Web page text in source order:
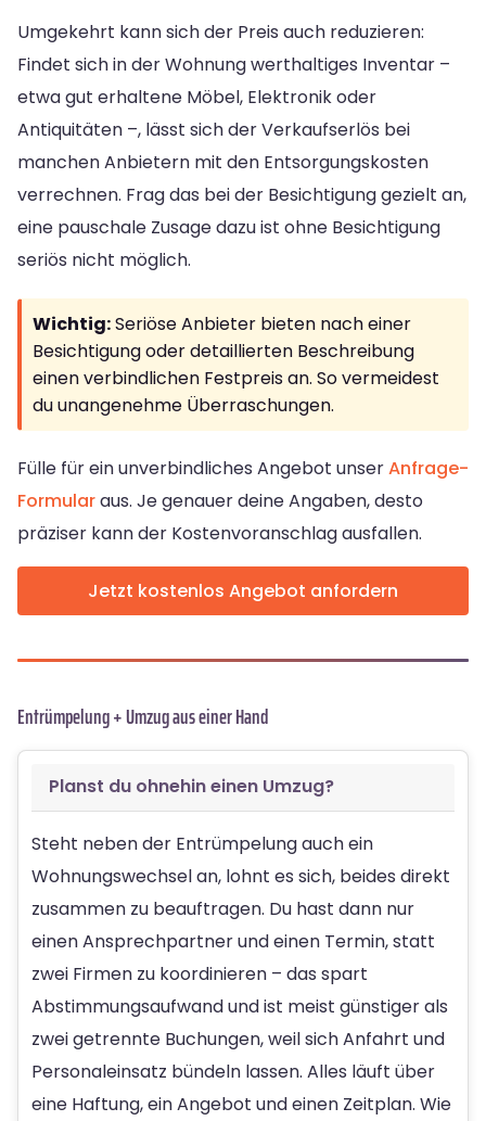
Umgekehrt kann sich der Preis auch reduzieren:
Findet sich in der Wohnung werthaltiges Inventar –
etwa gut erhaltene Möbel, Elektronik oder
Antiquitäten –, lässt sich der Verkaufserlös bei
manchen Anbietern mit den Entsorgungskosten
verrechnen. Frag das bei der Besichtigung gezielt an,
eine pauschale Zusage dazu ist ohne Besichtigung
seriös nicht möglich.
Wichtig:Seriöse Anbieter bieten nach einer
Besichtigung oder detaillierten Beschreibung
einen verbindlichen Festpreis an. So vermeidest
du unangenehme Überraschungen.
Fülle für ein unverbindliches Angebot unserAnfrage-
Formularaus. Je genauer deine Angaben, desto
präziser kann der Kostenvoranschlag ausfallen.
Jetzt kostenlos Angebot anfordern
Entrümpelung + Umzug aus einer Hand
Planst du ohnehin einen Umzug?
Steht neben der Entrümpelung auch ein
Wohnungswechsel an, lohnt es sich, beides direkt
zusammen zu beauftragen. Du hast dann nur
einen Ansprechpartner und einen Termin, statt
zwei Firmen zu koordinieren – das spart
Abstimmungsaufwand und ist meist günstiger als
zwei getrennte Buchungen, weil sich Anfahrt und
Personaleinsatz bündeln lassen. Alles läuft über
eine Haftung, ein Angebot und einen Zeitplan. Wie